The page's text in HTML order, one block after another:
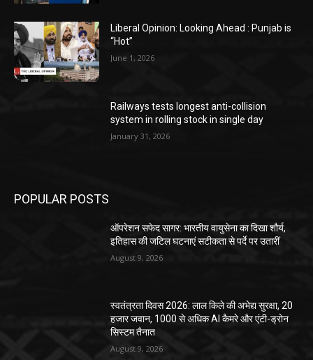
Liberal Opinion: Looking Ahead : Punjab is
“Hot”
June 1, 2026
Railways tests longest anti-collision
system in rolling stock in single day
January 31, 2026
POPULAR POSTS
ऑपरेशन सफेद सागर: भारतीय वायुसेना का दिखा शौर्य,
इतिहास की जटिल घटनाएं सटीकता से पर्दे पर उतारीं
August 9, 2026
स्वतंत्रता दिवस 2026: लाल किले की अभेद्य सुरक्षा, 20
हजार जवान, 1000 से अधिक AI कैमरे और एंटी-ड्रोन
सिस्टम तैनात
August 9, 2026